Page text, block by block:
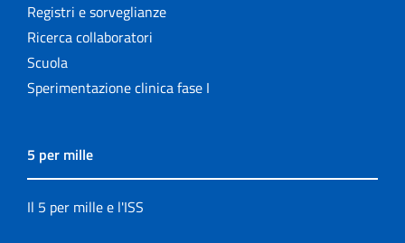
Registri e sorveglianze
Ricerca collaboratori
Scuola
Sperimentazione clinica fase I
5 per mille
Il 5 per mille e l'ISS